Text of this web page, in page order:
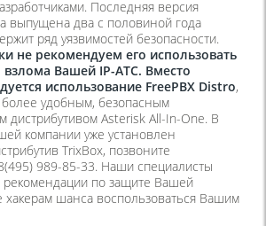
Последняя версия
выпущена два с половиной года
ряд уязвимостей безопасности.
не рекомендуем его использовать
взлома Вашей IP-АТС. Вместо
использование FreePBX Distro,
более удобным, безопасным
дистрибутивом Asterisk All-In-One. В
компании уже установлен
TrixBox, позвоните
(495) 989-85-33. Наши специалисты
рекомендации по защите Вашей
хакерам шанса воспользоваться Вашим